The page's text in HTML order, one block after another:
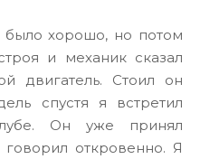
хорошо, но потом
и механик сказал
двигатель. Стоил он
спустя я встретил
Он уже принял
говорил откровенно. Я